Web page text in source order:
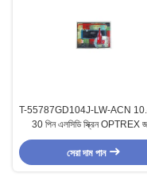
T-55787GD104J-LW-ACN
30 পিন এলসিডি স্ক্রিন OPTREX
সেরা দাম পান